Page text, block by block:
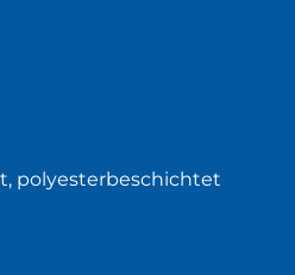
polyesterbeschichtet